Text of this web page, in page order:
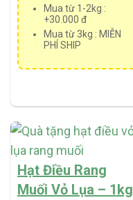
Mua từ 1-2kg :
+30.000 đ
Mua từ 3kg : MIỄN
PHÍ SHIP
Hạt Điều Rang
Muối Vỏ Lụa – 1kg